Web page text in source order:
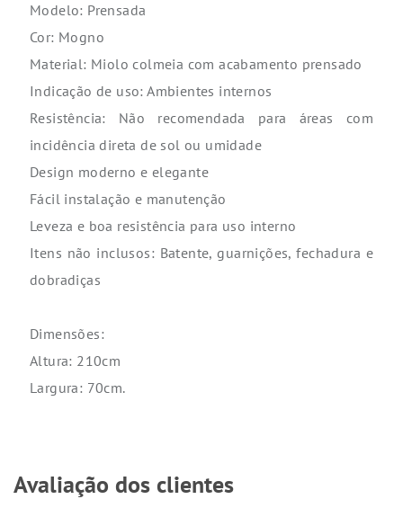
Modelo: Prensada
Cor: Mogno
Material: Miolo colmeia com acabamento prensado
Indicação de uso: Ambientes internos
Resistência: Não recomendada para áreas com
incidência direta de sol ou umidade
Design moderno e elegante
Fácil instalação e manutenção
Leveza e boa resistência para uso interno
Itens não inclusos: Batente, guarnições, fechadura e
dobradiças
Dimensões:
Altura: 210cm
Largura: 70cm.
Avaliação dos clientes